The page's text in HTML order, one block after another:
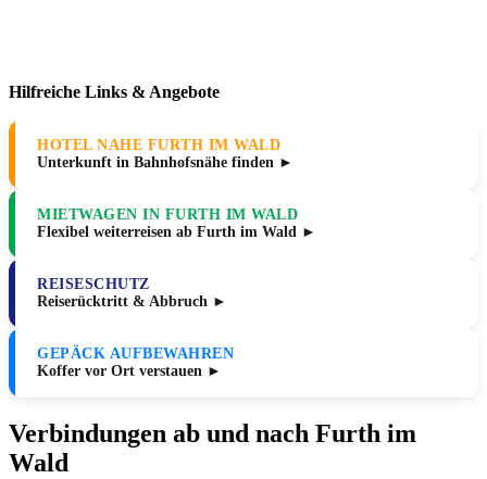
Hilfreiche Links & Angebote
HOTEL NAHE FURTH IM WALD
Unterkunft in Bahnhofsnähe finden ►
MIETWAGEN IN FURTH IM WALD
Flexibel weiterreisen ab Furth im Wald ►
REISESCHUTZ
Reiserücktritt & Abbruch ►
GEPÄCK AUFBEWAHREN
Koffer vor Ort verstauen ►
Verbindungen ab und nach Furth im
Wald